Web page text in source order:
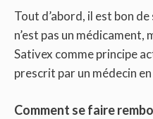
Tout d’abord, il est bon
n’est pas un médicament,
Sativex comme principe
prescrit par un médecin en
Comment se faire